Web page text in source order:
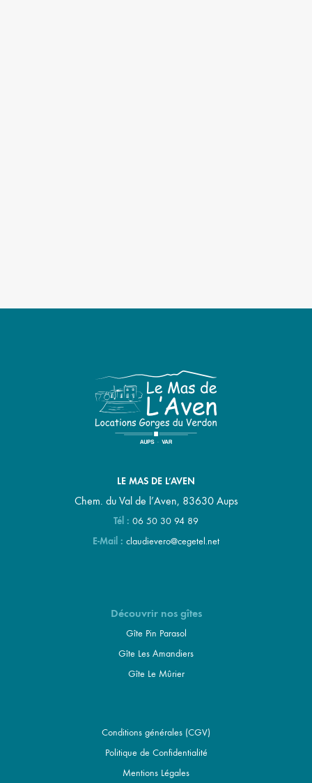
LE MAS DE L’AVEN
Chem. du Val de l’Aven, 83630 Aups
Tél : 06 50 30 94 89
E-Mail : claudievero@cegetel.net
Découvrir nos gîtes
Gîte Pin Parasol
Gîte Les Amandiers
Gîte Le Mûrier
Conditions générales (CGV)
Politique de Confidentialité
Mentions Légales